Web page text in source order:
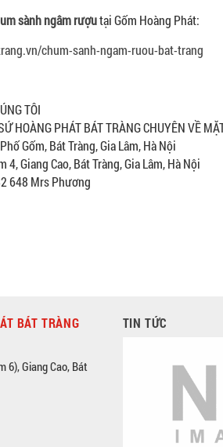
sành ngâm rượutại Gốm Hoàng Phát:
chum-sanh-ngam-ruou-bat-trang
TÔI
HOÀNG PHÁT BÁT TRÀNG CHUYÊN VỀ
Gốm, Bát Tràng, Gia Lâm, Hà Nội
Giang Cao, Bát Tràng, Gia Lâm, Hà Nội
648 Mrs Phương
BÁT TRÀNG
6), Giang Cao, Bát
TIN TỨC